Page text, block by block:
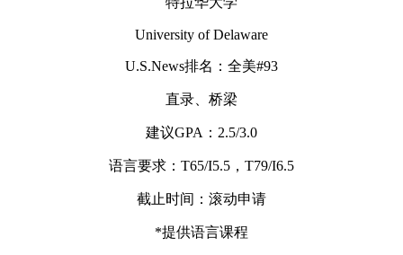
University of Delaware
U.S.News排名：全美#93
直录、桥梁
建议GPA：2.5/3.0
语言要求：T65/I5.5，T79/I6.5
截止时间：滚动申请
*提供语言课程